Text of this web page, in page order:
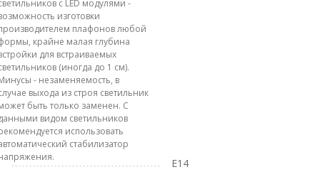
с LED модулями -
изготовки
плафонов любой
крайне малая глубина
для встраиваемых
(иногда до 1 см).
- незаменяемость, в
выхода из строя светильник
быть только заменен. С
видом светильников
использовать
стабилизатор
E14